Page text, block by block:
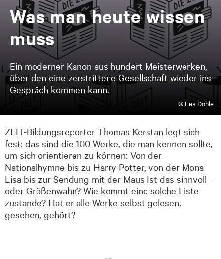
Was man heu­te wis­sen
muss
Ein moderner Kanon aus hundert Meisterwerken,
über den eine zerstrittene Gesellschaft wieder ins
Gespräch kommen kann.
© Lea Dohle
ZEIT-Bildungsreporter Thomas Kerstan legt sich
fest: das sind die 100 Werke, die man kennen sollte,
um sich orientieren zu können: Von der
Nationalhymne bis zu Harry Potter, von der Mona
Lisa bis zur Sendung mit der Maus Ist das sinnvoll –
oder Größenwahn? Wie kommt eine solche Liste
zustande? Hat er alle Werke selbst gelesen,
gesehen, gehört?